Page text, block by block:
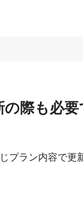
際も必要
プラン内容で更